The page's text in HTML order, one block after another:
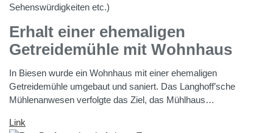
Sehenswürdigkeiten etc.)
Erhalt einer ehemaligen
Getreidemühle mit Wohnhaus
In Biesen wurde ein Wohnhaus mit einer ehemaligen
Getreidemühle umgebaut und saniert. Das Langhoff’sche
Mühlenanwesen verfolgte das Ziel, das Mühlhaus…
Link